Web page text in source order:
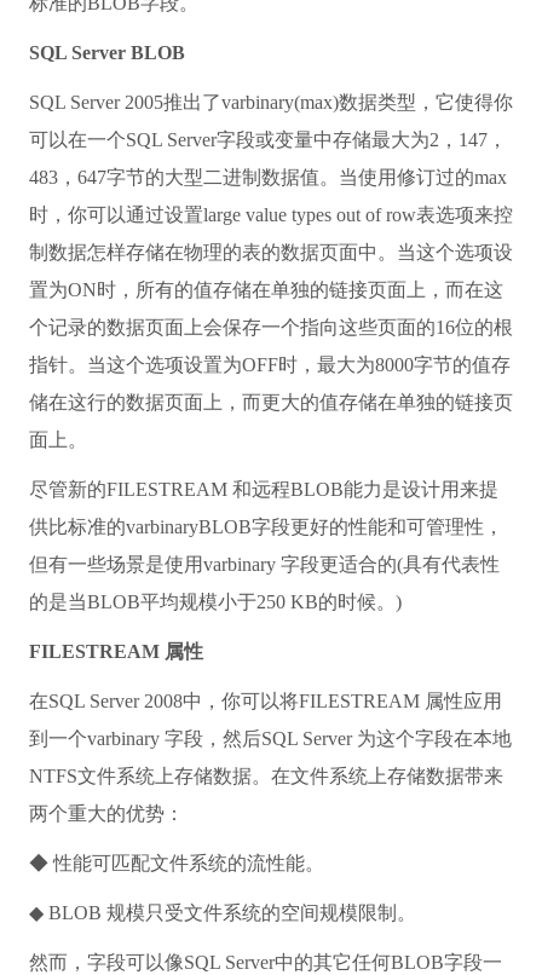
SQL Server BLOB
SQL Server 2005推出了varbinary(max)数据类型，它使得你
可以在一个SQL Server字段或变量中存储最大为2，147，
483，647字节的大型二进制数据值。当使用修订过的max
时，你可以通过设置large value types out of row表选项来控
制数据怎样存储在物理的表的数据页面中。当这个选项设
置为ON时，所有的值存储在单独的链接页面上，而在这
个记录的数据页面上会保存一个指向这些页面的16位的根
指针。当这个选项设置为OFF时，最大为8000字节的值存
储在这行的数据页面上，而更大的值存储在单独的链接页
面上。
尽管新的FILESTREAM 和远程BLOB能力是设计用来提
供比标准的varbinaryBLOB字段更好的性能和可管理性，
但有一些场景是使用varbinary 字段更适合的(具有代表性
的是当BLOB平均规模小于250 KB的时候。)
FILESTREAM 属性
在SQL Server 2008中，你可以将FILESTREAM 属性应用
到一个varbinary 字段，然后SQL Server 为这个字段在本地
NTFS文件系统上存储数据。在文件系统上存储数据带来
两个重大的优势：
◆ 性能可匹配文件系统的流性能。
◆ BLOB 规模只受文件系统的空间规模限制。
然而，字段可以像SQL Server中的其它任何BLOB字段一